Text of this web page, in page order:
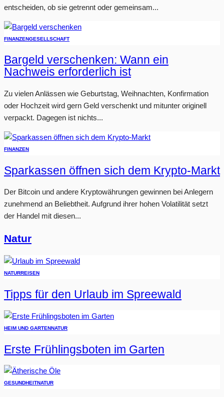
entscheiden, ob sie getrennt oder gemeinsam...
FINANZENGESELLSCHAFT
Bargeld verschenken: Wann ein
Nachweis erforderlich ist
Zu vielen Anlässen wie Geburtstag, Weihnachten, Konfirmation
oder Hochzeit wird gern Geld verschenkt und mitunter originell
verpackt. Dagegen ist nichts...
FINANZEN
Sparkassen öffnen sich dem Krypto-Markt
Der Bitcoin und andere Kryptowährungen gewinnen bei Anlegern
zunehmend an Beliebtheit. Aufgrund ihrer hohen Volatilität setzt
der Handel mit diesen...
Natur
NATURREISEN
Tipps für den Urlaub im Spreewald
HEIM UND GARTENNATUR
Erste Frühlingsboten im Garten
GESUNDHEITNATUR